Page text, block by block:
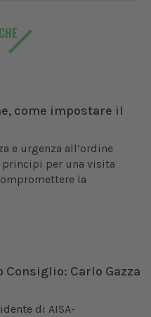
come impostare il
e urgenza all’ordine
per una visita
la
Consiglio: Carlo Gazza
di AISA-